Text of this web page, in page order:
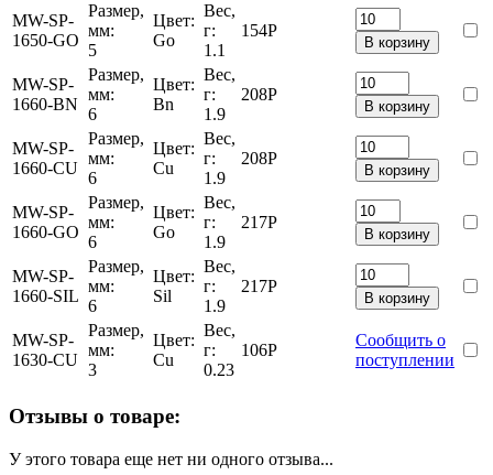
MW-SP-
1650-GO
Размер,
мм:
5
Цвет:
Go
Вес,
г:
1.1
154Р
В корзину
MW-SP-
1660-BN
Размер,
мм:
6
Цвет:
Bn
Вес,
г:
1.9
208Р
В корзину
MW-SP-
1660-CU
Размер,
мм:
6
Цвет:
Cu
Вес,
г:
1.9
208Р
В корзину
MW-SP-
1660-GO
Размер,
мм:
6
Цвет:
Go
Вес,
г:
1.9
217Р
В корзину
MW-SP-
1660-SIL
Размер,
мм:
6
Цвет:
Sil
Вес,
г:
1.9
217Р
В корзину
MW-SP-
1630-CU
Размер,
мм:
3
Цвет:
Cu
Вес,
г:
0.23
106Р
Сообщить о
поступлении
Отзывы о товаре:
У этого товара еще нет ни одного отзыва...